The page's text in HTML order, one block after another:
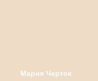
Мария Черток